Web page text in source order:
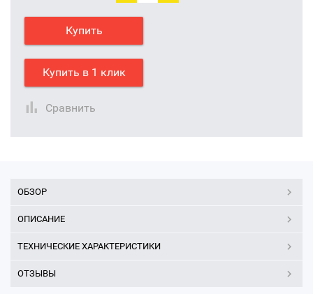
Купить
Купить в 1 клик
Сравнить
ОБЗОР
ОПИСАНИЕ
ТЕХНИЧЕСКИЕ ХАРАКТЕРИСТИКИ
ОТЗЫВЫ